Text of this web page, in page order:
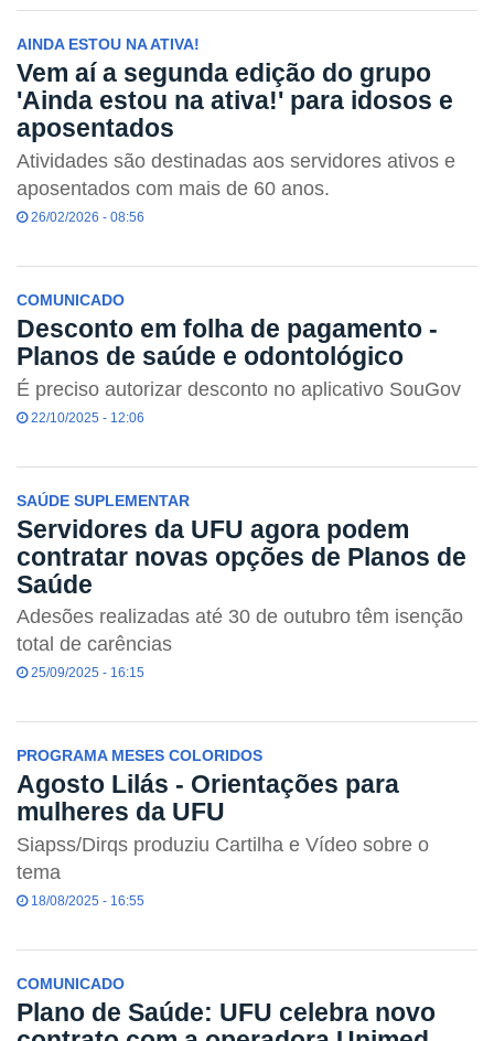
AINDA ESTOU NA ATIVA!
Vem aí a segunda edição do grupo
'Ainda estou na ativa!' para idosos e
aposentados
Atividades são destinadas aos servidores ativos e
aposentados com mais de 60 anos.
26/02/2026 - 08:56
COMUNICADO
Desconto em folha de pagamento -
Planos de saúde e odontológico
É preciso autorizar desconto no aplicativo SouGov
22/10/2025 - 12:06
SAÚDE SUPLEMENTAR
Servidores da UFU agora podem
contratar novas opções de Planos de
Saúde
Adesões realizadas até 30 de outubro têm isenção
total de carências
25/09/2025 - 16:15
PROGRAMA MESES COLORIDOS
Agosto Lilás - Orientações para
mulheres da UFU
Siapss/Dirqs produziu Cartilha e Vídeo sobre o
tema
18/08/2025 - 16:55
COMUNICADO
Plano de Saúde: UFU celebra novo